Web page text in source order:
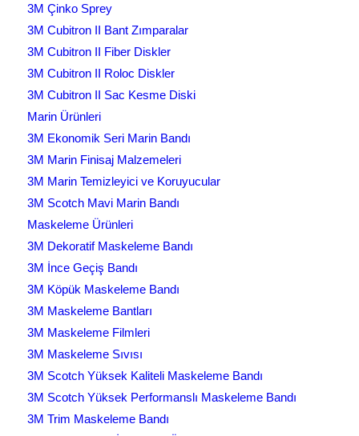
3M Çinko Sprey
3M Cubitron II Bant Zımparalar
3M Cubitron II Fiber Diskler
3M Cubitron II Roloc Diskler
3M Cubitron II Sac Kesme Diski
Marin Ürünleri
3M Ekonomik Seri Marin Bandı
3M Marin Finisaj Malzemeleri
3M Marin Temizleyici ve Koruyucular
3M Scotch Mavi Marin Bandı
Maskeleme Ürünleri
3M Dekoratif Maskeleme Bandı
3M İnce Geçiş Bandı
3M Köpük Maskeleme Bandı
3M Maskeleme Bantları
3M Maskeleme Filmleri
3M Maskeleme Sıvısı
3M Scotch Yüksek Kaliteli Maskeleme Bandı
3M Scotch Yüksek Performanslı Maskeleme Bandı
3M Trim Maskeleme Bandı